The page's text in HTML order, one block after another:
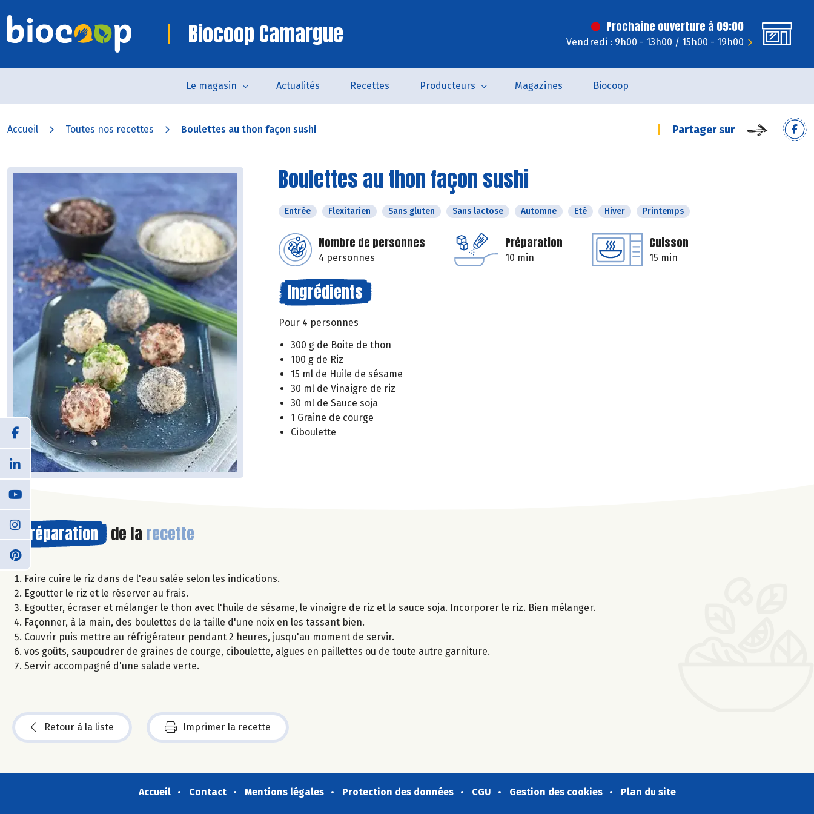
Biocoop Camargue Prochaine ouverture à 09:00
Vendredi : 9h00 - 13h00 / 15h00 - 19h00
Le magasin Actualités Recettes Producteurs Magazines Biocoop
Accueil Toutes nos recettes Boulettes au thon façon sushi Partager sur
Boulettes au thon façon sushi
Entrée Flexitarien Sans gluten Sans lactose Automne Eté Hiver Printemps
Nombre de personnes
4 personnes
Préparation
10 min
Cuisson
15 min
Ingrédients
Pour 4 personnes
300 g de Boite de thon
100 g de Riz
15 ml de Huile de sésame
30 ml de Vinaigre de riz
30 ml de Sauce soja
1 Graine de courge
Ciboulette
Préparation de la recette
Faire cuire le riz dans de l'eau salée selon les indications.
Egoutter le riz et le réserver au frais.
Egoutter, écraser et mélanger le thon avec l'huile de sésame, le vinaigre de riz et la sauce soja. Incorporer le riz. Bien mélanger.
Façonner, à la main, des boulettes de la taille d'une noix en les tassant bien.
Couvrir puis mettre au réfrigérateur pendant 2 heures, jusqu'au moment de servir.
vos goûts, saupoudrer de graines de courge, ciboulette, algues en paillettes ou de toute autre garniture.
Servir accompagné d'une salade verte.
Retour à la liste Imprimer la recette
Accueil Contact Mentions légales Protection des données CGU Gestion des cookies Plan du site